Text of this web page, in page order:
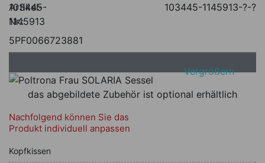
Artikel-
Nr.:
5PF0066723881
103445-
1145913
103445-1145913-?-?
Vergrößern
das abgebildete Zubehör ist optional erhältlich
Nachfolgend können Sie das
Produkt individuell anpassen
Nachfolgend können Sie das
Kopfkissen